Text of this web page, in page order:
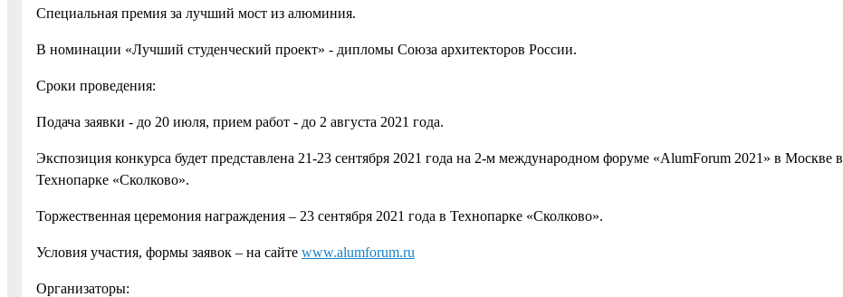
Специальная премия за лучший мост из алюминия.
В номинации «Лучший студенческий проект» - дипломы Союза архитекторов России.
Сроки проведения:
Подача заявки - до 20 июля, прием работ - до 2 августа 2021 года.
Экспозиция конкурса будет представлена 21-23 сентября 2021 года на 2-м международном форуме «AlumForum 2021» в Москве в
Технопарке «Сколково».
Торжественная церемония награждения – 23 сентября 2021 года в Технопарке «Сколково».
Условия участия, формы заявок – на сайте www.alumforum.ru
Организаторы: